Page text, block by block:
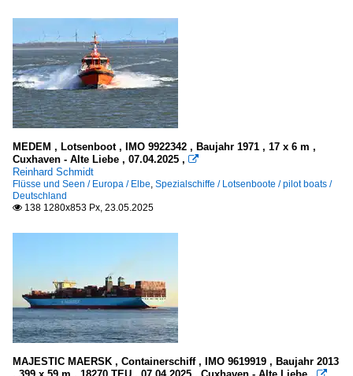
MEDEM , Lotsenboot , IMO 9922342 , Baujahr 1971 , 17 x 6 m ,
Cuxhaven - Alte Liebe , 07.04.2025 , 
Reinhard Schmidt
Flüsse und Seen / Europa / Elbe, Spezialschiffe / Lotsenboote / pilot boats /
Deutschland
 138 1280x853 Px, 23.05.2025
MAJESTIC MAERSK , Containerschiff , IMO 9619919 , Baujahr 2013
